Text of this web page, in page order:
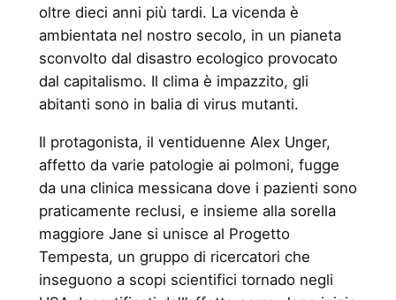
oltre dieci anni più tardi. La vicenda è
ambientata nel nostro secolo, in un pianeta
sconvolto dal disastro ecologico provocato
dal capitalismo. Il clima è impazzito, gli
abitanti sono in balia di virus mutanti.
Il protagonista, il ventiduenne Alex Unger,
affetto da varie patologie ai polmoni, fugge
da una clinica messicana dove i pazienti sono
praticamente reclusi, e insieme alla sorella
maggiore Jane si unisce al Progetto
Tempesta, un gruppo di ricercatori che
inseguono a scopi scientifici tornado negli